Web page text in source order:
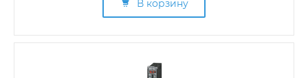
В корзину